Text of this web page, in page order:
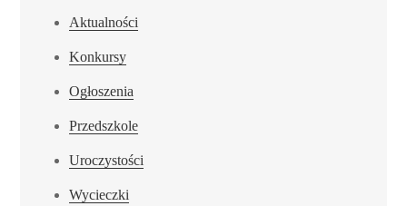
Aktualności
Konkursy
Ogłoszenia
Przedszkole
Uroczystości
Wycieczki